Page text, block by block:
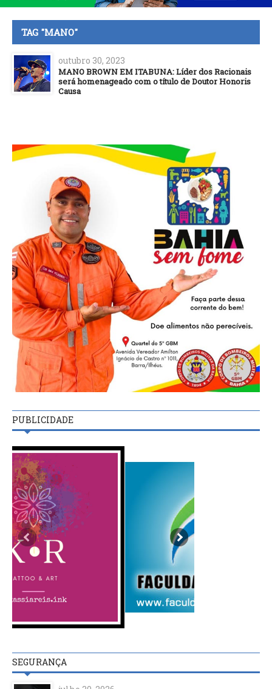
TAG "MANO"
outubro 30, 2023
MANO BROWN EM ITABUNA: Líder dos Racionais
será homenageado com o título de Doutor Honoris
Causa
PUBLICIDADE
SEGURANÇA